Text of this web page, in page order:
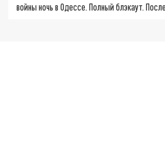
войны ночь в Одессе. Полный блэкаут.